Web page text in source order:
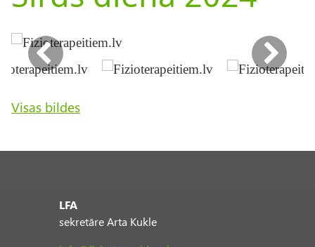
Visas bildes
LFA
sekretāre Arta Kukle